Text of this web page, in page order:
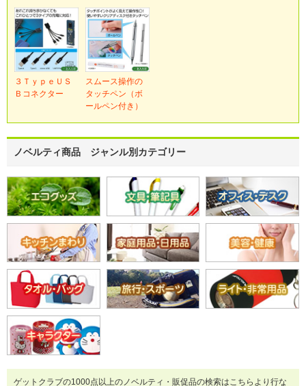
３ＴｙｐｅＵＳ
Ｂコネクター
スムース操作の
タッチペン（ボ
ールペン付き）
ノベルティ商品 ジャンル別カテゴリー
ゲットクラブの1000点以上のノベルティ・販促品の検索はこちらより行な